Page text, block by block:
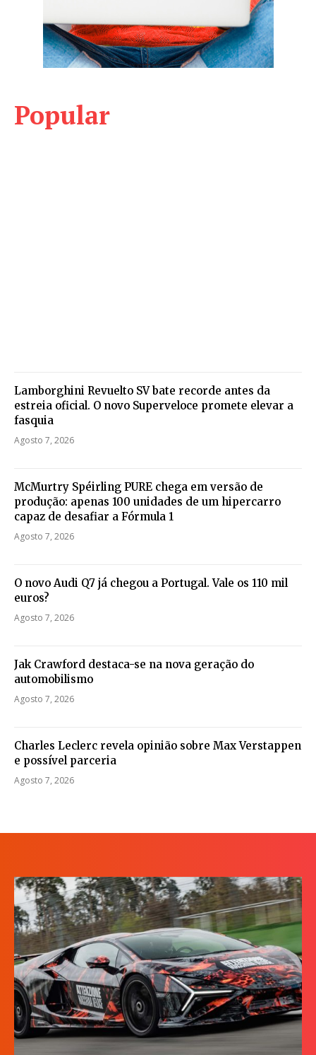
Popular
Lamborghini Revuelto SV bate recorde antes da
estreia oficial. O novo Superveloce promete elevar a
fasquia
Agosto 7, 2026
McMurtry Spéirling PURE chega em versão de
produção: apenas 100 unidades de um hipercarro
capaz de desafiar a Fórmula 1
Agosto 7, 2026
O novo Audi Q7 já chegou a Portugal. Vale os 110 mil
euros?
Agosto 7, 2026
Jak Crawford destaca-se na nova geração do
automobilismo
Agosto 7, 2026
Charles Leclerc revela opinião sobre Max Verstappen
e possível parceria
Agosto 7, 2026